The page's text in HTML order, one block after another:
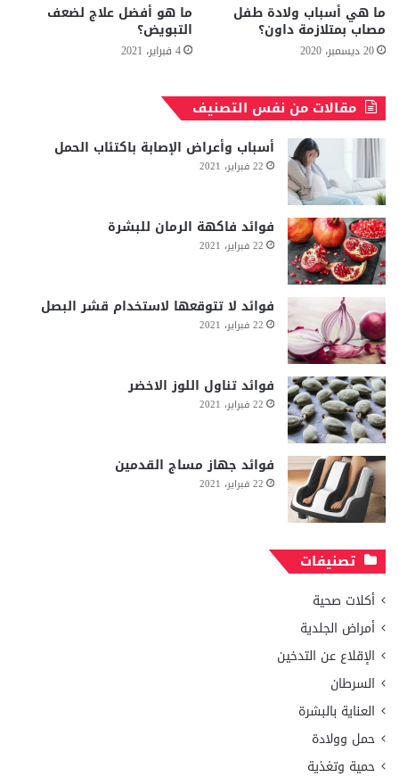
ما هي أسباب ولادة طفل
مصاب بمتلازمة داون؟
20 ديسمبر، 2020
ما هو أفضل علاج لضعف
التبويض؟
4 فبراير، 2021
مقالات من نفس التصنيف
أسباب وأعراض الإصابة باكتئاب الحمل
22 فبراير، 2021
فوائد فاكهة الرمان للبشرة
22 فبراير، 2021
فوائد لا تتوقعها لاستخدام قشر البصل
22 فبراير، 2021
فوائد تناول اللوز الاخضر
22 فبراير، 2021
فوائد جهاز مساج القدمين
22 فبراير، 2021
تصنيفات
أكلات صحية
أمراض الجلدية
الإقلاع عن التدخين
السرطان
العناية بالبشرة
حمل وولادة
حمية وتغذية